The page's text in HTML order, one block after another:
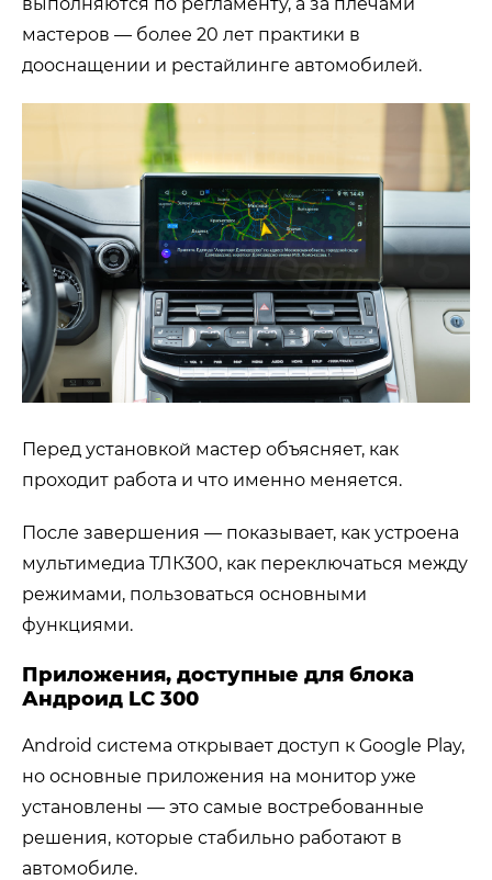
мастеров — более 20 лет практики в
дооснащении и рестайлинге автомобилей.
Перед установкой мастер объясняет, как
проходит работа и что именно меняется.
После завершения — показывает, как устроена
мультимедиа ТЛК300, как переключаться между
режимами, пользоваться основными
функциями.
Приложения, доступные для блока
Андроид LC 300
Android система открывает доступ к Google Play,
но основные приложения на монитор уже
установлены — это самые востребованные
решения, которые стабильно работают в
автомобиле.